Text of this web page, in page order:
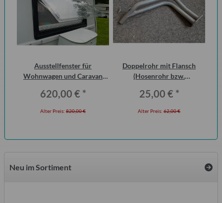
Ausstellfenster für
Wohnwagen und Caravan
Seitz
620,00 € *
Alter Preis: 820,00 €
Doppelrohr mit Flansch
(Hosenrohr bzw.
(ohne KAT)
25,00 € *
Alter Preis: 62,00 €
Neu im Sortiment